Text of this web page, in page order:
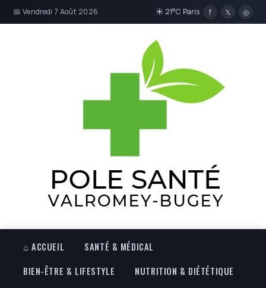
📅 Vendredi 7 Août 2026 ☀ 21°C Paris f 𝕏 ◎
⌂ ACCUEIL
SANTÉ & MÉDICAL
BIEN-ÊTRE & LIFESTYLE
NUTRITION & DIÉTÉTIQUE